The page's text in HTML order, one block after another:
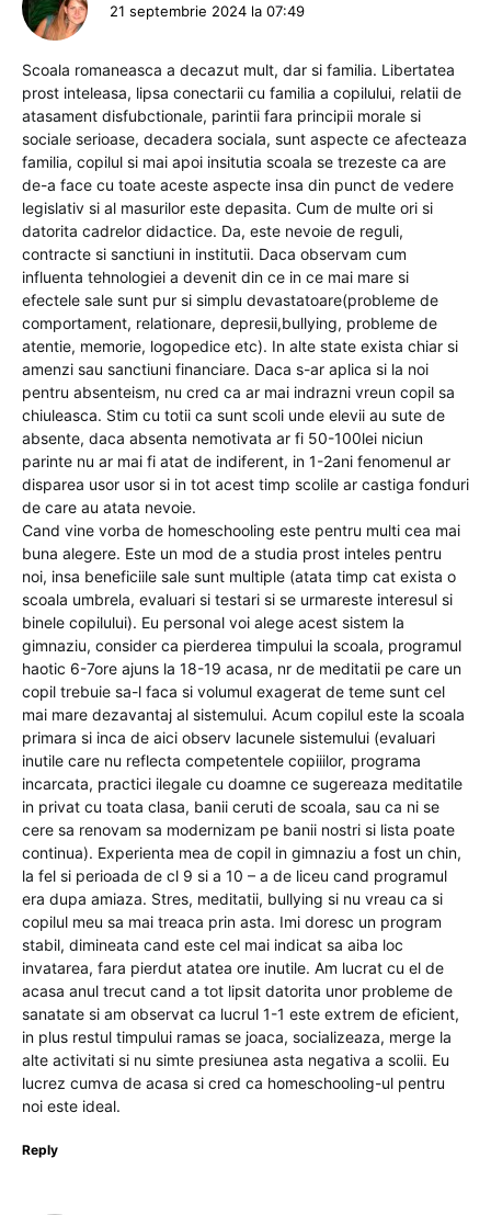
21 septembrie 2024 la 07:49
Scoala romaneasca a decazut mult, dar si familia. Libertatea
prost inteleasa, lipsa conectarii cu familia a copilului, relatii de
atasament disfubctionale, parintii fara principii morale si
sociale serioase, decadera sociala, sunt aspecte ce afecteaza
familia, copilul si mai apoi insitutia scoala se trezeste ca are
de-a face cu toate aceste aspecte insa din punct de vedere
legislativ si al masurilor este depasita. Cum de multe ori si
datorita cadrelor didactice. Da, este nevoie de reguli,
contracte si sanctiuni in institutii. Daca observam cum
influenta tehnologiei a devenit din ce in ce mai mare si
efectele sale sunt pur si simplu devastatoare(probleme de
comportament, relationare, depresii,bullying, probleme de
atentie, memorie, logopedice etc). In alte state exista chiar si
amenzi sau sanctiuni financiare. Daca s-ar aplica si la noi
pentru absenteism, nu cred ca ar mai indrazni vreun copil sa
chiuleasca. Stim cu totii ca sunt scoli unde elevii au sute de
absente, daca absenta nemotivata ar fi 50-100lei niciun
parinte nu ar mai fi atat de indiferent, in 1-2ani fenomenul ar
disparea usor usor si in tot acest timp scolile ar castiga fonduri
de care au atata nevoie.
Cand vine vorba de homeschooling este pentru multi cea mai
buna alegere. Este un mod de a studia prost inteles pentru
noi, insa beneficiile sale sunt multiple (atata timp cat exista o
scoala umbrela, evaluari si testari si se urmareste interesul si
binele copilului). Eu personal voi alege acest sistem la
gimnaziu, consider ca pierderea timpului la scoala, programul
haotic 6-7ore ajuns la 18-19 acasa, nr de meditatii pe care un
copil trebuie sa-l faca si volumul exagerat de teme sunt cel
mai mare dezavantaj al sistemului. Acum copilul este la scoala
primara si inca de aici observ lacunele sistemului (evaluari
inutile care nu reflecta competentele copiiilor, programa
incarcata, practici ilegale cu doamne ce sugereaza meditatile
in privat cu toata clasa, banii ceruti de scoala, sau ca ni se
cere sa renovam sa modernizam pe banii nostri si lista poate
continua). Experienta mea de copil in gimnaziu a fost un chin,
la fel si perioada de cl 9 si a 10 – a de liceu cand programul
era dupa amiaza. Stres, meditatii, bullying si nu vreau ca si
copilul meu sa mai treaca prin asta. Imi doresc un program
stabil, dimineata cand este cel mai indicat sa aiba loc
invatarea, fara pierdut atatea ore inutile. Am lucrat cu el de
acasa anul trecut cand a tot lipsit datorita unor probleme de
sanatate si am observat ca lucrul 1-1 este extrem de eficient,
in plus restul timpului ramas se joaca, socializeaza, merge la
alte activitati si nu simte presiunea asta negativa a scolii. Eu
lucrez cumva de acasa si cred ca homeschooling-ul pentru
noi este ideal.
Reply